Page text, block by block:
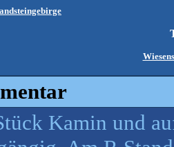
Kamin und